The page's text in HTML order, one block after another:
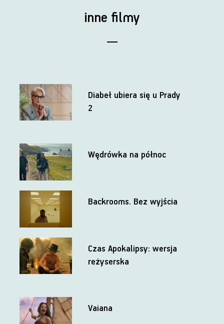
inne filmy
Diabeł ubiera się u Prady
2
Wędrówka na północ
Backrooms. Bez wyjścia
Czas Apokalipsy: wersja
reżyserska
Vaiana